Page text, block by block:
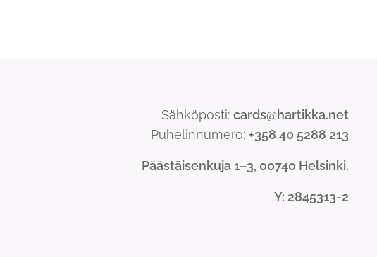
Sähköposti: cards@hartikka.net
Puhelinnumero: +358 40 5288 213
Päästäisenkuja 1–3, 00740 Helsinki.
Y: 2845313-2